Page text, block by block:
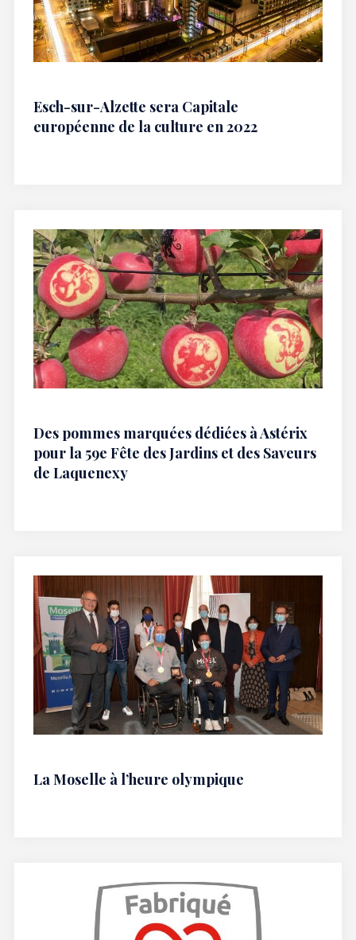
Esch-sur-Alzette sera Capitale
européenne de la culture en 2022
Des pommes marquées dédiées à Astérix
pour la 59e Fête des Jardins et des Saveurs
de Laquenexy
La Moselle à l’heure olympique